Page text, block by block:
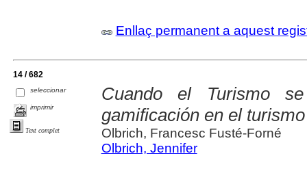
Enllaç permanent a aquest
14 / 682
seleccionar
imprimir
Text complet
Cuando el Turismo
gamificación en el
Olbrich, Francesc Fusté-Forné
Olbrich, Jennifer